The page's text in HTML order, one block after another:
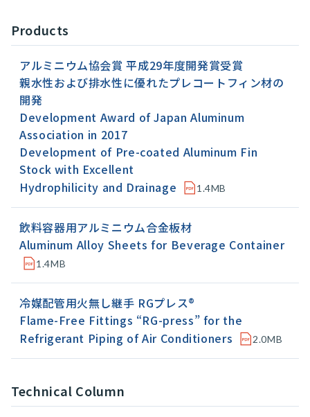
Products
アルミニウム協会賞 平成29年度開発賞受賞
親水性および排水性に優れたプレコートフィン材の
開発
Development Award of Japan Aluminum
Association in 2017
Development of Pre-coated Aluminum Fin
Stock with Excellent
Hydrophilicity and Drainage
1.4MB
飲料容器用アルミニウム合金板材
Aluminum Alloy Sheets for Beverage Container
1.4MB
冷媒配管用火無し継手 RGプレス®
Flame-Free Fittings “RG-press” for the
Refrigerant Piping of Air Conditioners
2.0MB
Technical Column